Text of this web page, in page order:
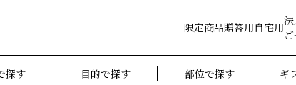
限定商品贈答用自宅用
探す 目的で探す 部位で探す ギ